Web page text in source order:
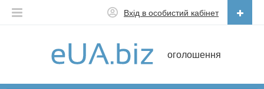
оголошення
Вхід в особистий кабінет